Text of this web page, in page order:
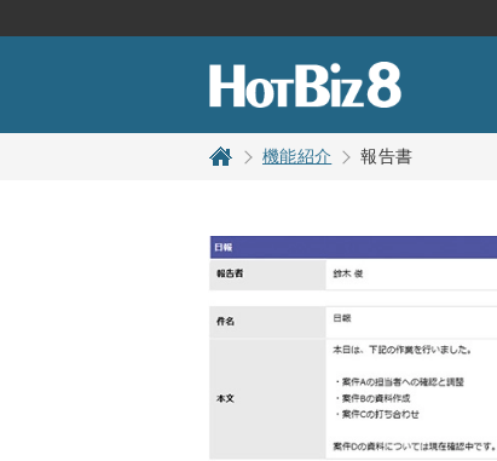
トップページ
機能紹介 報告書